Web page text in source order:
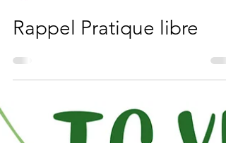
Équipe du TC XIII
Rappel Pratique libre